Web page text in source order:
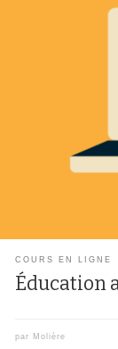
COURS EN LIGNE
Éducation
par Molière